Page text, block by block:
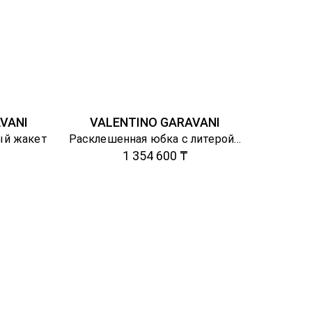
жакет
VALENTINO GARAVANI
Расклешенная юбка с литерой V
1 354 600 ₸